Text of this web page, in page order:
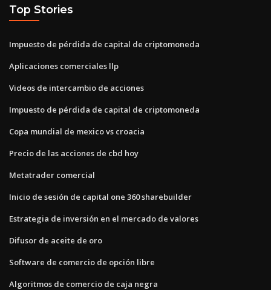
Top Stories
Impuesto de pérdida de capital de criptomoneda
Aplicaciones comerciales llp
Videos de intercambio de acciones
Impuesto de pérdida de capital de criptomoneda
Copa mundial de mexico vs croacia
Precio de las acciones de cbd hoy
Metatrader comercial
Inicio de sesión de capital one 360 ​​sharebuilder
Estrategia de inversión en el mercado de valores
Difusor de aceite de oro
Software de comercio de opción libre
Algoritmos de comercio de caja negra